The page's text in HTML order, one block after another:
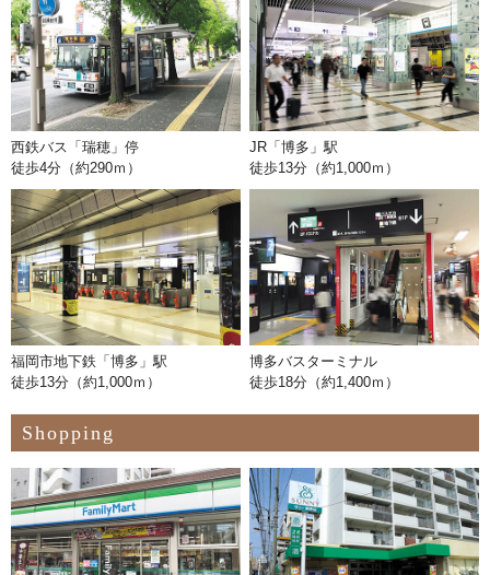
西鉄バス「瑞穂」停
徒歩4分（約290ｍ）
JR「博多」駅
徒歩13分（約1,000ｍ）
福岡市地下鉄「博多」駅
徒歩13分（約1,000ｍ）
博多バスターミナル
徒歩18分（約1,400ｍ）
Shopping